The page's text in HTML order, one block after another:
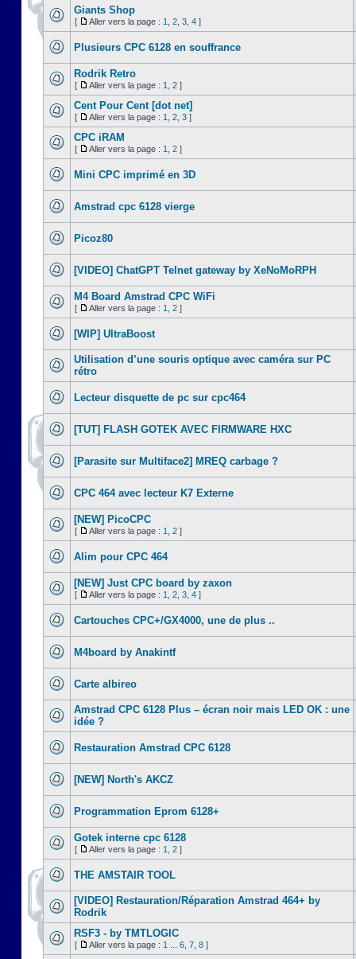
Giants Shop
[ Aller vers la page : 1 2 3 4 ]
Plusieurs CPC 6128 en souffrance
Rodrik Retro
[ Aller vers la page : 1 2 ]
Cent Pour Cent [dot net]
[ Aller vers la page : 1 2 3 ]
CPC iRAM
[ Aller vers la page : 1 2 ]
Mini CPC imprimé en 3D
Amstrad cpc 6128 vierge
Picoz80
[VIDEO] ChatGPT Telnet gateway by XeNoMoRPH
M4 Board Amstrad CPC WiFi
[ Aller vers la page : 1 2 ]
[WIP] UltraBoost
Utilisation d’une souris optique avec caméra sur PC
rétro
Lecteur disquette de pc sur cpc464
[TUT] FLASH GOTEK AVEC FIRMWARE HXC
[Parasite sur Multiface2] MREQ carbage ?
CPC 464 avec lecteur K7 Externe
[NEW] PicoCPC
[ Aller vers la page : 1 2 ]
Alim pour CPC 464
[NEW] Just CPC board by zaxon
[ Aller vers la page : 1 2 3 4 ]
Cartouches CPC+/GX4000, une de plus ..
M4board by Anakintf
Carte albireo
Amstrad CPC 6128 Plus – écran noir mais LED OK : une
idée ?
Restauration Amstrad CPC 6128
[NEW] North's AKCZ
Programmation Eprom 6128+
Gotek interne cpc 6128
[ Aller vers la page : 1 2 ]
THE AMSTAIR TOOL
[VIDEO] Restauration/Réparation Amstrad 464+ by
Rodrik
RSF3 - by TMTLOGIC
[ Aller vers la page : 1 6 7 8 ]